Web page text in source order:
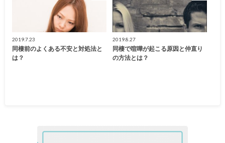
2019.7.23
同棲前のよくある不安と対処法と
は？
2019.8.27
同棲で喧嘩が起こる原因と仲直り
の方法とは？